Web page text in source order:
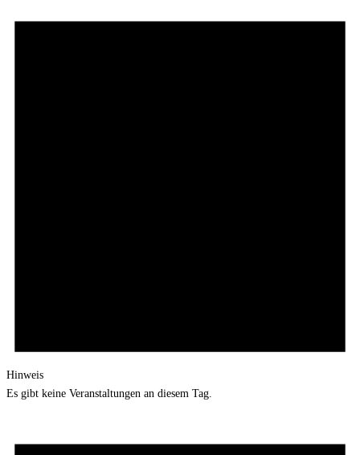
Hinweis
Es gibt keine Veranstaltungen an diesem Tag.